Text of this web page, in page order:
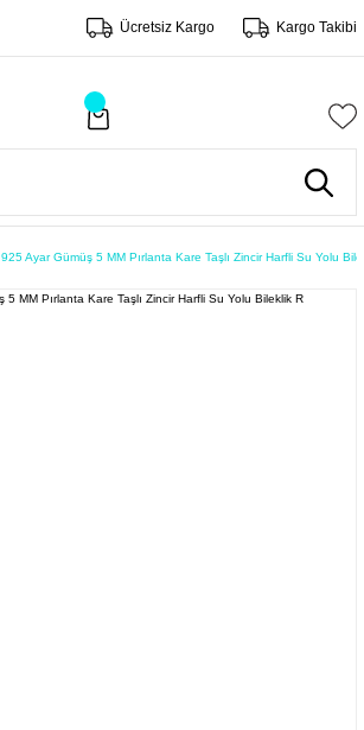
Ücretsiz Kargo Kargo Takibi
925 Ayar Gümüş 5 MM Pırlanta Kare Taşlı Zincir Harfli Su Yolu